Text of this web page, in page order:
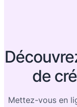
de
Mettez-vous en